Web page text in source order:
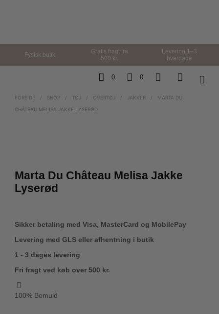
Fysisk butik
Gratis fragt fra
500 kr.
Levering 1–3
hverdage
0 0
FORSIDE / SHOP / TØJ / OVERTØJ / JAKKER /
MARTA DU
CHÂTEAU MELISA JAKKE LYSERØD
Marta Du Château Melisa Jakke
Lyserød
Sikker betaling med Visa, MasterCard og MobilePay
Levering med GLS eller afhentning i butik
1 - 3 dages levering
Fri fragt ved køb over 500 kr.
100% Bomuld